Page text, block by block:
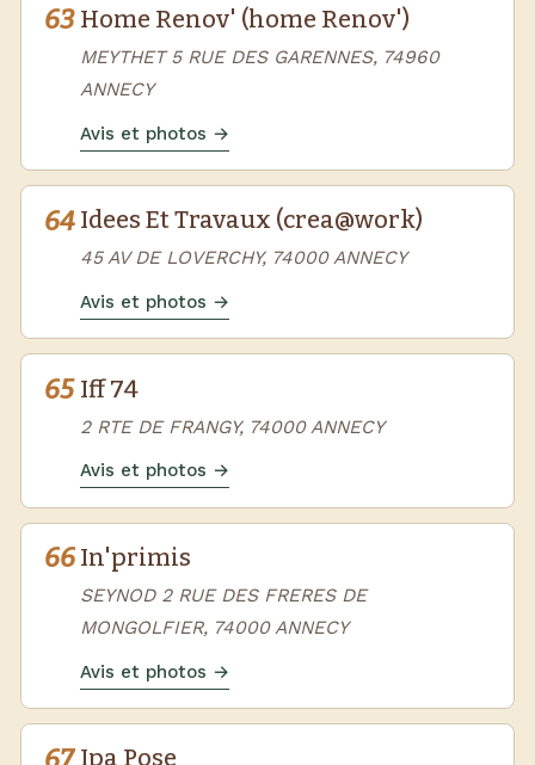
63 Home Renov' (home Renov')
MEYTHET 5 RUE DES GARENNES, 74960
ANNECY
Avis et photos →
64 Idees Et Travaux (crea@work)
45 AV DE LOVERCHY, 74000 ANNECY
Avis et photos →
65 Iff 74
2 RTE DE FRANGY, 74000 ANNECY
Avis et photos →
66 In'primis
SEYNOD 2 RUE DES FRERES DE
MONGOLFIER, 74000 ANNECY
Avis et photos →
Ipa Pose